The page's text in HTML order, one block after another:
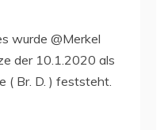
wurde @Merkel
der 10.1.2020 als
( Br. D. ) feststeht.